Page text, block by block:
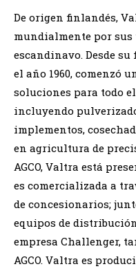
De origen finlandés,
mundialmente por sus
escandinavo. Desde
el año 1960, comenzó
soluciones para todo
incluyendo
implementos,
en agricultura de
AGCO, Valtra está
es comercializada a
de concesionarios;
equipos de
empresa Challenger,
AGCO. Valtra es